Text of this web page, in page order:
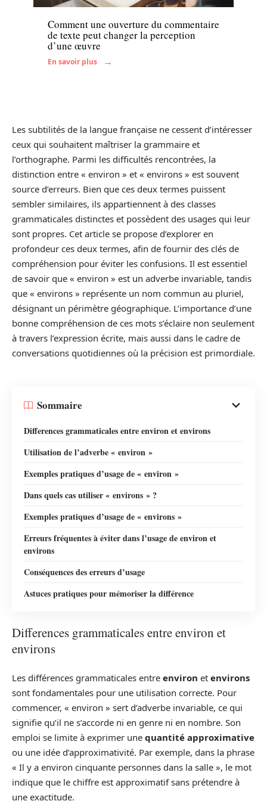
Comment une ouverture du commentaire
de texte peut changer la perception
d’une œuvre
En savoir plus
Les subtilités de la langue française ne cessent d’intéresser
ceux qui souhaitent maîtriser la grammaire et
l’orthographe. Parmi les difficultés rencontrées, la
distinction entre « environ » et « environs » est souvent
source d’erreurs. Bien que ces deux termes puissent
sembler similaires, ils appartiennent à des classes
grammaticales distinctes et possèdent des usages qui leur
sont propres. Cet article se propose d’explorer en
profondeur ces deux termes, afin de fournir des clés de
compréhension pour éviter les confusions. Il est essentiel
de savoir que « environ » est un adverbe invariable, tandis
que « environs » représente un nom commun au pluriel,
désignant un périmètre géographique. L’importance d’une
bonne compréhension de ces mots s’éclaire non seulement
à travers l’expression écrite, mais aussi dans le cadre de
conversations quotidiennes où la précision est primordiale.
Sommaire
Differences grammaticales entre environ et environs
Utilisation de l’adverbe « environ »
Exemples pratiques d’usage de « environ »
Dans quels cas utiliser « environs » ?
Exemples pratiques d’usage de « environs »
Erreurs fréquentes à éviter dans l’usage de environ et
environs
Conséquences des erreurs d’usage
Astuces pratiques pour mémoriser la différence
Differences grammaticales entre environ et
environs
Les différences grammaticales entre environ et environs
sont fondamentales pour une utilisation correcte. Pour
commencer, « environ » sert d’adverbe invariable, ce qui
signifie qu’il ne s’accorde ni en genre ni en nombre. Son
emploi se limite à exprimer une quantité approximative
ou une idée d’approximativité. Par exemple, dans la phrase
« Il y a environ cinquante personnes dans la salle », le mot
indique que le chiffre est approximatif sans prétendre à
une exactitude.